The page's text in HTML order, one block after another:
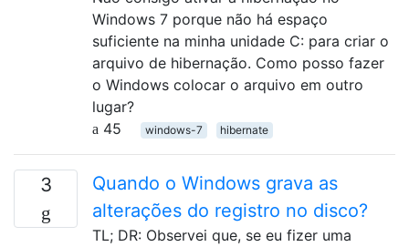
Windows 7 porque não há espaço
suficiente na minha unidade C: para criar o
arquivo de hibernação. Como posso fazer
o Windows colocar o arquivo em outro
lugar?
45
windows-7 hibernate
3
Quando o Windows grava as
alterações do registro no disco?
TL; DR: Observei que, se eu fizer uma